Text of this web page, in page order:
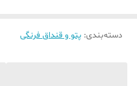
دسته‌بندی: پتو و قنداق فرنگی